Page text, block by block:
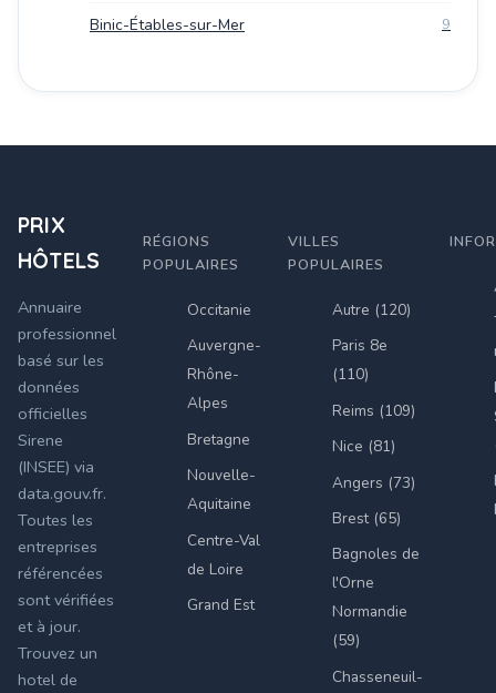
Binic-Étables-sur-Mer 9
PRIX
HÔTELS
Annuaire
professionnel
basé sur les
données
officielles
Sirene
(INSEE) via
data.gouv.fr.
Toutes les
entreprises
référencées
sont vérifiées
et à jour.
Trouvez un
hotel de
RÉGIONS
POPULAIRES
Occitanie
Auvergne-
Rhône-
Alpes
Bretagne
Nouvelle-
Aquitaine
Centre-Val
de Loire
Grand Est
VILLES
POPULAIRES
Autre (120)
Paris 8e
(110)
Reims (109)
Nice (81)
Angers (73)
Brest (65)
Bagnoles de
l'Orne
Normandie
(59)
Chasseneuil-